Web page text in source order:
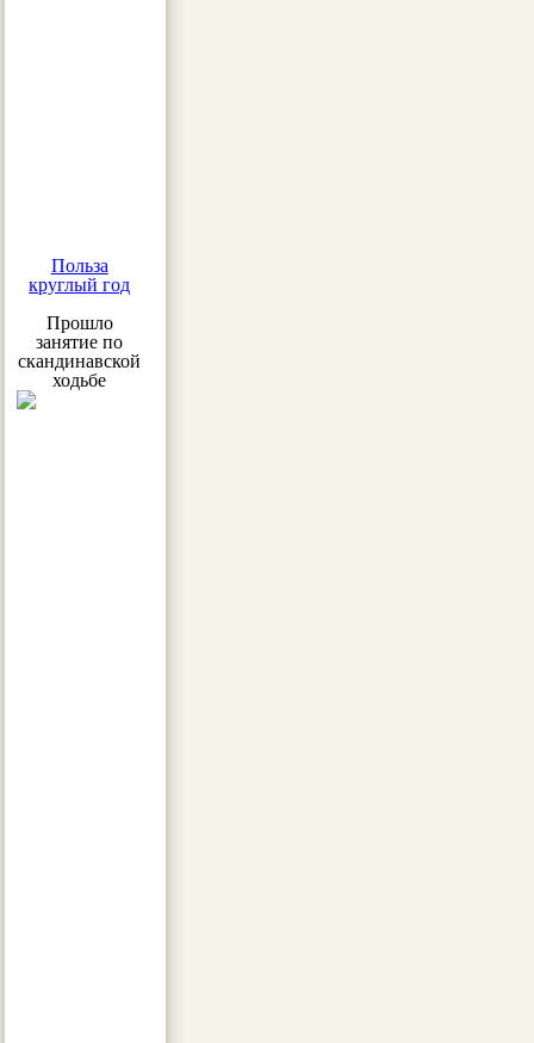
Польза
круглый год
Прошло
занятие по
скандинавской
ходьбе